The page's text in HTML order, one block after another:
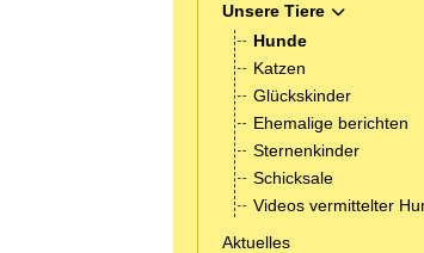
Unsere Tiere
Hunde
Katzen
Glückskinder
Ehemalige berichten
Sternenkinder
Schicksale
Videos vermittelter
Aktuelles